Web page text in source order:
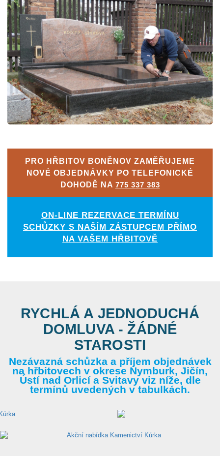
PRO HŘBITOV BONĚNOV ZAMĚŘUJEME
NOVÉ OBJEDNÁVKY PO TELEFONICKÉ
DOHODĚ NA 775 337 383
ON-LINE REZERVACE TERMÍNU
SCHŮZKY S NAŠÍM ZÁSTUPCEM PŘÍMO
NA VAŠEM HŘBITOVĚ
RYCHLÁ A JEDNODUCHÁ
DOMLUVA - ŽÁDNÉ
STAROSTI
Nezávazná schůzka a příjem objednávek
na hřbitovech v okrese Nymburk, Jičín,
Ústí nad Orlicí a Svitavy viz níže, dle
termínů uvedených v tabulkách.